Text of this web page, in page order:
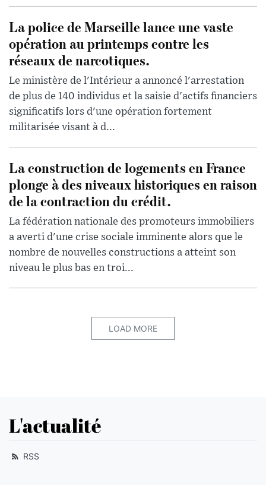
La police de Marseille lance une vaste
opération au printemps contre les
réseaux de narcotiques.
Le ministère de l'Intérieur a annoncé l'arrestation
de plus de 140 individus et la saisie d'actifs financiers
significatifs lors d'une opération fortement
militarisée visant à d...
La construction de logements en France
plonge à des niveaux historiques en raison
de la contraction du crédit.
La fédération nationale des promoteurs immobiliers
a averti d'une crise sociale imminente alors que le
nombre de nouvelles constructions a atteint son
niveau le plus bas en troi...
LOAD MORE
L'actualité
RSS